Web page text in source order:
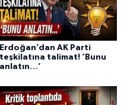
Erdoğan’dan AK Parti
teşkilatına talimat! ‘Bunu
anlatın…’